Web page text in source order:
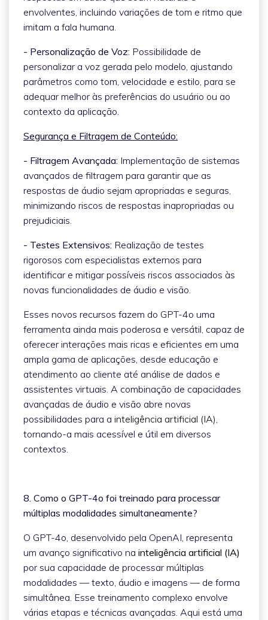
envolventes, incluindo variações de tom e ritmo que
imitam a fala humana.
- Personalização de Voz: Possibilidade de
personalizar a voz gerada pelo modelo, ajustando
parâmetros como tom, velocidade e estilo, para se
adequar melhor às preferências do usuário ou ao
contexto da aplicação.
Segurança e Filtragem de Conteúdo:
- Filtragem Avançada: Implementação de sistemas
avançados de filtragem para garantir que as
respostas de áudio sejam apropriadas e seguras,
minimizando riscos de respostas inapropriadas ou
prejudiciais.
- Testes Extensivos: Realização de testes
rigorosos com especialistas externos para
identificar e mitigar possíveis riscos associados às
novas funcionalidades de áudio e visão.
Esses novos recursos fazem do GPT-4o uma
ferramenta ainda mais poderosa e versátil, capaz de
oferecer interações mais ricas e eficientes em uma
ampla gama de aplicações, desde educação e
atendimento ao cliente até análise de dados e
assistentes virtuais. A combinação de capacidades
avançadas de áudio e visão abre novas
possibilidades para a inteligência artificial (IA)
tornando-a mais acessível e útil em diversos
contextos.
8. Como o GPT-4o foi treinado para processar
múltiplas modalidades simultaneamente?
O GPT-4o, desenvolvido pela OpenAI, representa
um avanço significativo na inteligência artificial (IA)
por sua capacidade de processar múltiplas
modalidades — texto, áudio e imagens — de forma
simultânea. Esse treinamento complexo envolve
várias etapas e técnicas avançadas. Aqui está uma